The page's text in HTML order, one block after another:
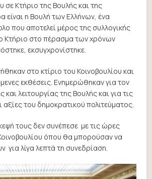
σε Κτήριο της Βουλής και της
είναι η Βουλή των Ελλήνων, ένα
που αποτελεί μέρος της συλλογικής
Κτήριο στο πέρασμα των χρόνων
εκσυγχρονίστηκε.
στο κτίριο του Κοινοβουλίου και
εκθέσεις. Ενημερώθηκαν για τον
λειτουργίας της Βουλής και για τις
αξίες του δημοκρατικού πολιτεύματος.
τους δεν συνέπεσε με τις ώρες
όπου θα μπορούσαν να
για λίγα λεπτά τη συνεδρίαση.